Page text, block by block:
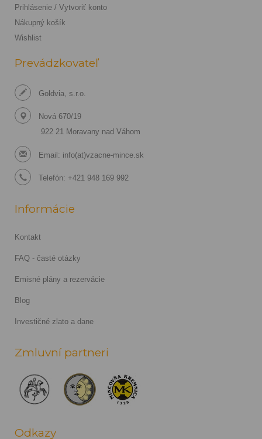
Prihlásenie / Vytvoriť konto
Nákupný košík
Wishlist
Prevádzkovateľ
Goldvia, s.r.o.
Nová 670/19
922 21 Moravany nad Váhom
Email: info(at)vzacne-mince.sk
Telefón: +421 948 169 992
Informácie
Kontakt
FAQ - časté otázky
Emisné plány a rezervácie
Blog
Investičné zlato a dane
Zmluvní partneri
Odkazy